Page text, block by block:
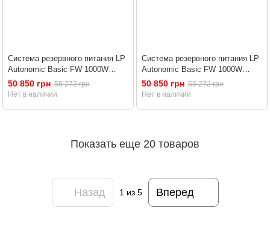
Система резервного питания LP
Autonomic Basic FW 1000W
(АКБ 3600Wh) Графит мат
50 850 грн 55 272 грн
Нет в наличии
Система резервного питания LP
Autonomic Basic FW 1000W
(АКБ 3600Wh) Графит глянец
50 850 грн 55 272 грн
Нет в наличии
Показать еще 20 товаров
Назад 1 из 5 Вперед